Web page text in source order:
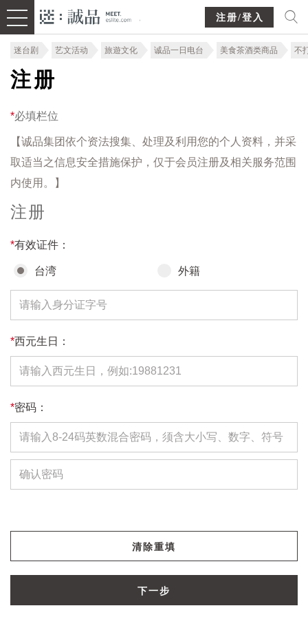
注册/登入
迷台剧 艺文活动 旅遊文化 诚品一日电台 美食茶酒类商品 不
注册
*必填栏位
【诚品集团依个资法搜集、处理及利用您的个人资料，并采
取适当之信息安全措施保护，仅于会员注册及相关服务范围
内使用。】
注册
*有效证件：
台湾 外籍
*西元生日：
*密码：